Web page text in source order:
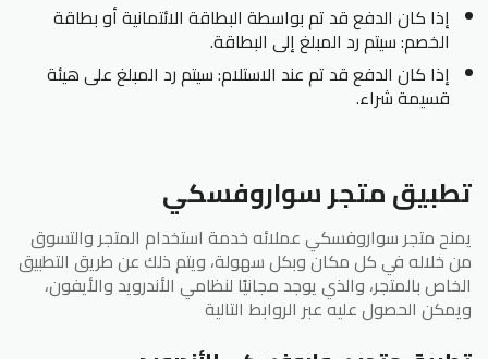
إذا كان الدفع قد تم بواسطة البطاقة الائتمانية أو بطاقة
الخصم: سيتم رد المبلغ إلى البطاقة.
إذا كان الدفع قد تم عند الاستلام: سيتم رد المبلغ على هيئة
قسيمة شراء.
تطبيق متجر سواروفسكي
يمنح متجر سواروفسكي عملائه خدمة استخدام المتجر والتسوق
من خلاله في كل مكان وبكل سهولة، ويتم ذلك عن طريق التطبيق
الخاص بالمتجر، والذي يوجد مجانيًا لنظامي الأندرويد والأيفون،
ويمكن الحصول عليه عبر الروابط التالية